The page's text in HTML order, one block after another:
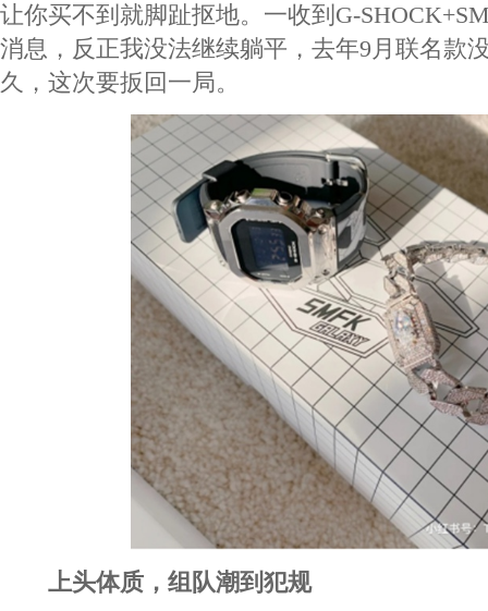
让你买不到就脚趾抠地。一收到G-
消息，反正我没法继续躺平，去年9月联名款
久，这次要扳回一局。
上头体质，组队潮到犯规